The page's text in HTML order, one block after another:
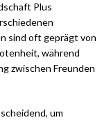
Plus
sind oft geprägt von
während
zwischen Freunden
um